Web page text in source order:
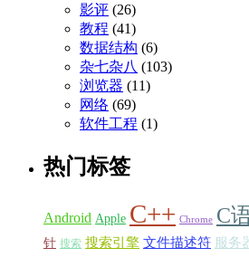
影评 (26)
教程 (41)
数据结构 (6)
杂七杂八 (103)
浏览器 (11)
网络 (69)
软件工程 (1)
热门标签
Android Apple C++ Chrome C
针 搜索 搜索引擎 文件描述符 服务